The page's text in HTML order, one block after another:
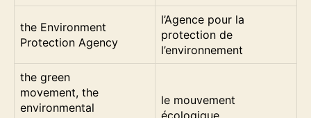
the Environment
Protection Agency
l’Agence pour la
protection de
l’environnement
the green
movement, the
environmental
le mouvement
écologique